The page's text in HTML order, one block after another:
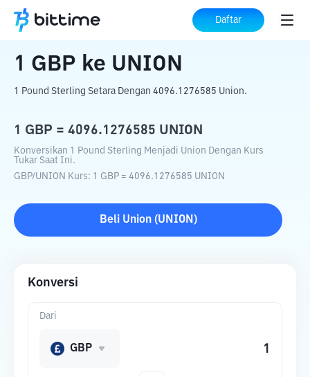
Daftar
Beranda Konverter Kripto ke UNION
1 GBP ke UNION
1 Pound Sterling Setara Dengan 4096.1276585 Union.
1 GBP = 4096.1276585 UNION
Konversikan 1 Pound Sterling Menjadi Union Dengan Kurs
Tukar Saat Ini.
GBP/UNION Kurs: 1 GBP = 4096.1276585 UNION
Beli Union(UNION )
Konversi
Dari
GBP